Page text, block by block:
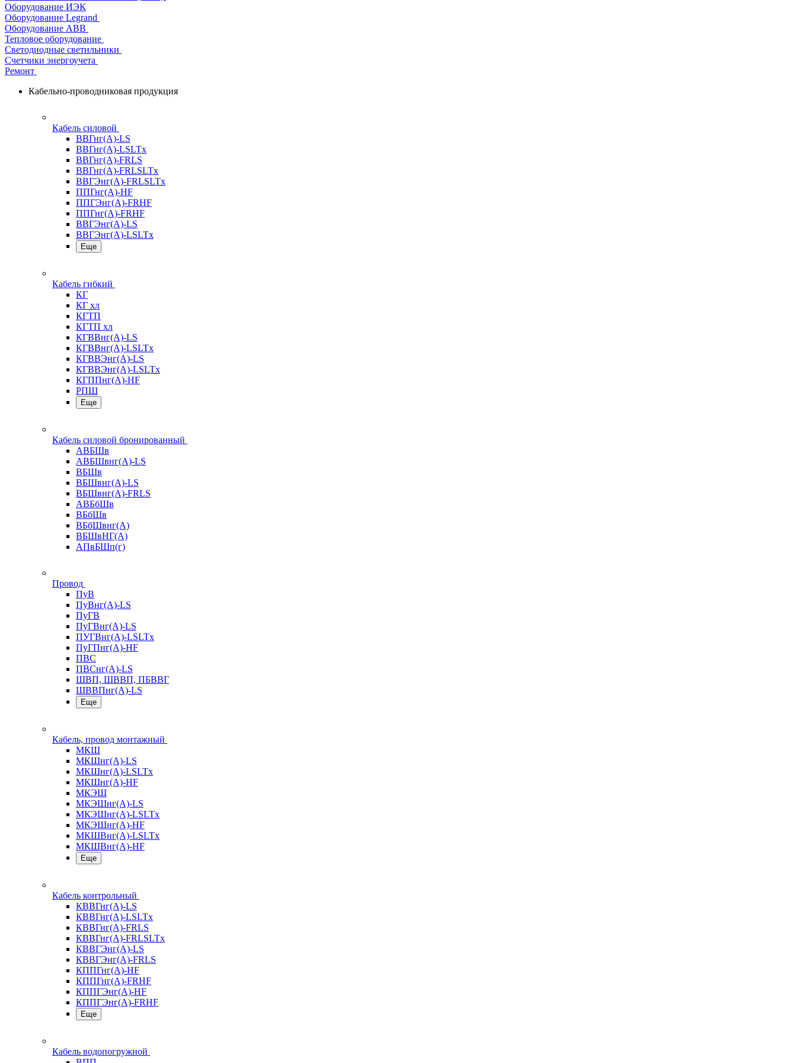
Оборудование ИЭК
Оборудование Legrand
Оборудование АВВ
Тепловое оборудование
Светодиодные светильники
Счетчики энергоучета
Ремонт
Кабельно-проводниковая продукция
Кабель силовой
ВВГнг(А)-LS
ВВГнг(А)-LSLTx
ВВГнг(А)-FRLS
ВВГнг(А)-FRLSLTx
ВВГЭнг(А)-FRLSLTx
ППГнг(А)-HF
ППГЭнг(А)-FRHF
ППГнг(А)-FRHF
ВВГЭнг(А)-LS
ВВГЭнг(А)-LSLTx
Еще
Кабель гибкий
КГ
КГ хл
КГТП
КГТП хл
КГВВнг(А)-LS
КГВВнг(А)-LSLTx
КГВВЭнг(А)-LS
КГВВЭнг(А)-LSLTx
КГППнг(А)-HF
РПШ
Еще
Кабель силовой бронированный
АВБШв
АВБШвнг(А)-LS
ВБШв
ВБШвнг(А)-LS
ВБШвнг(А)-FRLS
АВБбШв
ВБбШв
ВБбШвнг(А)
ВБШвНГ(А)
АПвБШп(г)
Провод
ПуВ
ПуВнг(А)-LS
ПуГВ
ПуГВнг(А)-LS
ПУГВнг(А)-LSLTx
ПуГПнг(А)-HF
ПВС
ПВСнг(А)-LS
ШВП, ШВВП, ПБВВГ
ШВВПнг(А)-LS
Еще
Кабель, провод монтажный
МКШ
МКШнг(А)-LS
МКШнг(А)-LSLTx
МКШнг(А)-HF
МКЭШ
МКЭШнг(А)-LS
МКЭШнг(А)-LSLTx
МКЭШнг(А)-HF
МКШВнг(A)-LSLTx
МКШВнг(А)-HF
Еще
Кабель контрольный
КВВГнг(А)-LS
КВВГнг(А)-LSLTx
КВВГнг(А)-FRLS
КВВГнг(А)-FRLSLTx
КВВГЭнг(А)-LS
КВВГЭнг(А)-FRLS
КППГнг(А)-HF
КППГнг(А)-FRHF
КППГЭнг(А)-HF
КППГЭнг(А)-FRHF
Еще
Кабель водопогружной